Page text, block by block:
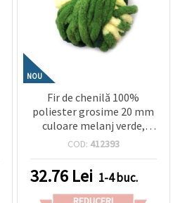
NOU
Fir de chenilă 100%
poliester grosime 20 mm
culoare melanj verde,
galben ~240 grame -25
COD: 412393
32.76 Lei 1-4 buc.